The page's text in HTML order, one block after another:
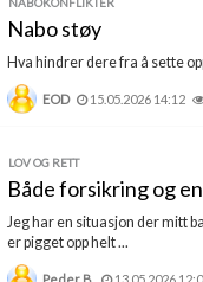
Nabo støy
Hva hindrer dere fra å sette
EOD 15.05.2026 14:12
LOV OG RETT
Både forsikring og
Jeg har en situasjon der mitt
er pigget opp helt ...